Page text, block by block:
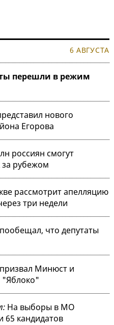
6 АВГУСТА
перешли в режим
нового
Егорова
россиян смогут
за рубежом
рассмотрит апелляцию
три недели
что депутаты
Минюст и
"Яблоко"
На выборы в МО
65 кандидатов